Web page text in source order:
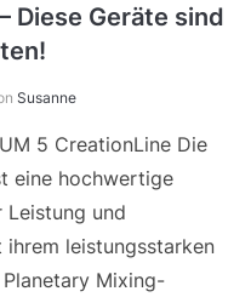
Diese Geräte sind
Susanne
5 CreationLine Die
eine hochwertige
Leistung und
leistungsstarken
Mixing-